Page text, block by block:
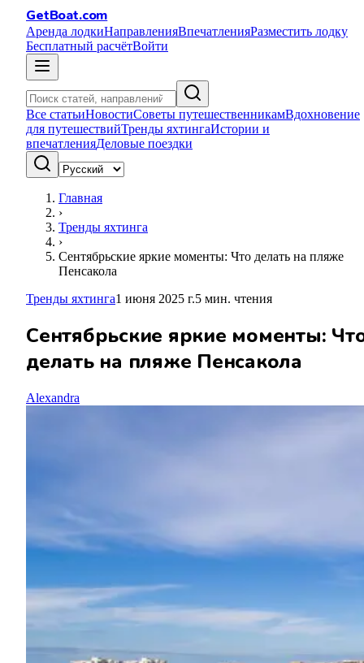
GetBoat.com
Аренда лодкиНаправленияВпечатленияРазместить лодку
Бесплатный расчётВойти
Все статьиНовостиСоветы путешественникамВдохновение
для путешествийТренды яхтингаИстории и
впечатленияДеловые поездки
Главная
›
Тренды яхтинга
›
Сентябрьские яркие моменты: Что делать на пляже
Пенсакола
Тренды яхтинга1 июня 2025 г.5 мин. чтения
Сентябрьские яркие моменты:
делать на пляже Пенсакола
Alexandra